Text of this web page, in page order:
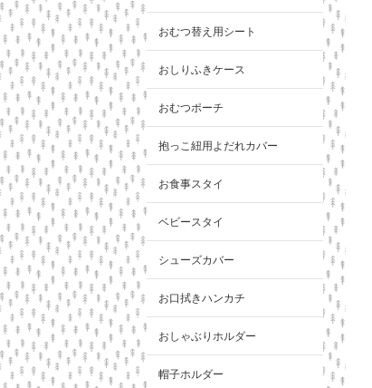
おむつ替え用シート
おしりふきケース
おむつポーチ
抱っこ紐用よだれカバー
お食事スタイ
ベビースタイ
シューズカバー
お口拭きハンカチ
おしゃぶりホルダー
帽子ホルダー